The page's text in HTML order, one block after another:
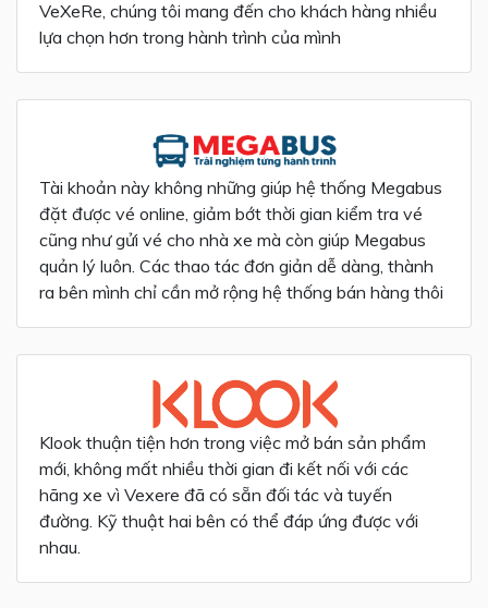
VeXeRe, chúng tôi mang đến cho khách hàng nhiều
lựa chọn hơn trong hành trình của mình
Tài khoản này không những giúp hệ thống Megabus
đặt được vé online, giảm bớt thời gian kiểm tra vé
cũng như gửi vé cho nhà xe mà còn giúp Megabus
quản lý luôn. Các thao tác đơn giản dễ dàng, thành
ra bên mình chỉ cần mở rộng hệ thống bán hàng thôi
Klook thuận tiện hơn trong việc mở bán sản phẩm
mới, không mất nhiều thời gian đi kết nối với các
hãng xe vì Vexere đã có sẵn đối tác và tuyến
đường. Kỹ thuật hai bên có thể đáp ứng được với
nhau.